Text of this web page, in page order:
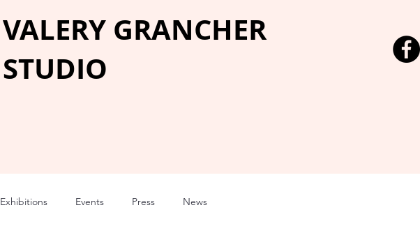
VALERY GRANCHER
STUDIO
Exhibitions Events Press News